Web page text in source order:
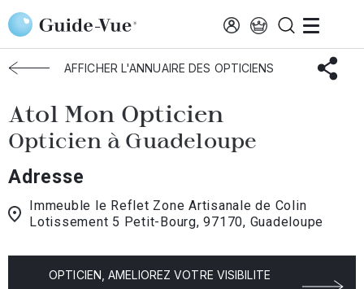
Aller au contenu principal
Accueil Choisir mon opticien Guadeloupe Atol Mon Opticien
AFFICHER L'ANNUAIRE DES OPTICIENS
Atol Mon Opticien
Opticien à Guadeloupe
Adresse
Immeuble le Reflet Zone Artisanale de Colin
Lotissement 5 Petit-Bourg, 97170, Guadeloupe
OPTICIEN, AMELIOREZ VOTRE VISIBILITE